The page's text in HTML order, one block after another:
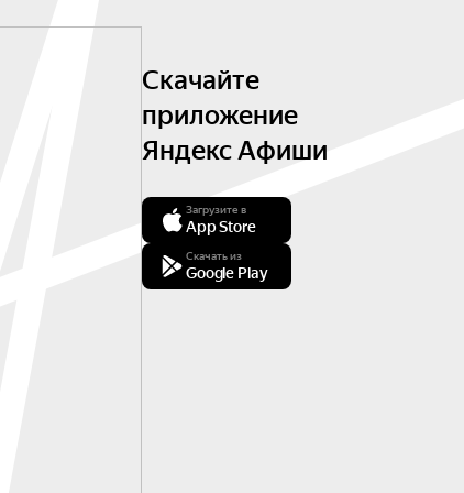
Скачайте
приложение
Яндекс Афиши
Загрузите в
App Store
Скачать из
Google Play